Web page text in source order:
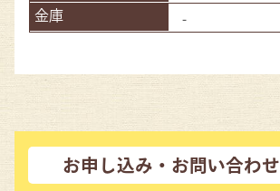
-
お申し込み・お問い合わせ